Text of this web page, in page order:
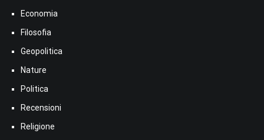
Economia
Filosofia
Geopolitica
Nature
Politica
Recensioni
Religione